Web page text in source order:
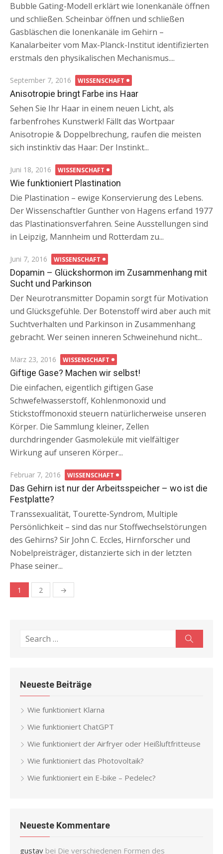
Bubble Gating-Modell erklärt wie Ionenkanäle öffnen
und schließen. Scheinbar öffnen und schließen
Gasbläschen die Ionenkanäle im Gehirn –
Kanalarbeiter vom Max-Planck-Institut identifizierten
erstmals den physikalischen Mechanismus....
Posted
on
September 7, 2016 WISSENSCHAFT
Anisotropie bringt Farbe ins Haar
Sehen Sie Ihr Haar in einem neuen Licht, als
farbenfrohes Kunstwerk! Fällt das Wortpaar
Anisotropie & Doppelbrechung, raufen die meisten
sich instinktiv das Haar: Der Instinkt...
Posted
on
Juni 18, 2016 WISSENSCHAFT
Wie funktioniert Plastination
Die Plastination – ewige Konservierung des Lebens.
Der Wissenschaftler Gunther von Hagens erfand 1977
das Plastinationsverfahren. Seine Ausstellungen sind
in Leipzig, Mannheim und Rotterdam zu...
Posted
on
Juni 7, 2016 WISSENSCHAFT
Dopamin – Glückshormon im Zusammenhang mit
Sucht und Parkinson
Der Neurotransmitter Dopamin sorgt für Motivation
und Glücksgefühle. Der Botenstoff wird aber auch mit
Suchtverhalten und Parkinson in Zusammenhang
gebracht. Wer seinen inneren Schweinehund nicht...
Posted
on
März 23, 2016 WISSENSCHAFT
Giftige Gase? Machen wir selbst!
Die einfachen, eigentlich giftigen Gase
Schwefelwasserstoff, Kohlenmonoxid und
Stickstoffmonoxid steuern natürlicherweise unseren
Körper. Die Sammlung kleiner, Zellen
durchdringender Gasmoleküle mit vielfältiger
Wirkung auf unseren Körper...
Posted
on
Februar 7, 2016 WISSENSCHAFT
Das Gehirn ist nur der Arbeitsspeicher – wo ist die
Festplatte?
Transsexualität, Tourette-Syndrom, Multiple
Persönlichkeit – sind das nur Stoffwechselstörungen
des Gehirns? Sir John C. Eccles, Hirnforscher und
Nobelpreisträger, distanzierte sich in der letzten
Phase seiner...
Beitragsnavigation
1 2 →
Search
Neueste Beiträge
Wie funktioniert Klarna
Wie funktioniert ChatGPT
Wie funktioniert der Airfryer oder Heißluftfritteuse
Wie funktioniert das Photovoltaik?
Wie funktioniert ein E-bike – Pedelec?
Neueste Kommentare
gustav bei Die verschiedenen Formen des